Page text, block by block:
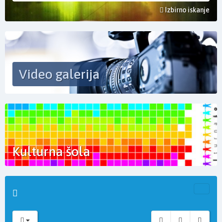
Izbirno iskanje
Video galerija
Kulturna šola